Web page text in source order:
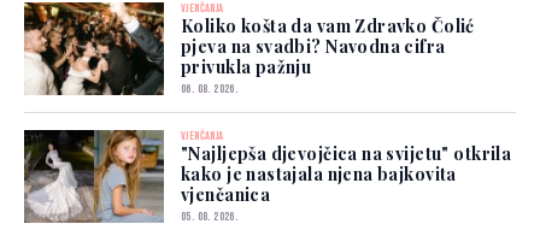
VJENČANJA
Koliko košta da vam Zdravko Čolić
pjeva na svadbi? Navodna cifra
privukla pažnju
06. 08. 2026.
VJENČANJA
"Najljepša djevojčica na svijetu" otkrila
kako je nastajala njena bajkovita
vjenčanica
05. 08. 2026.